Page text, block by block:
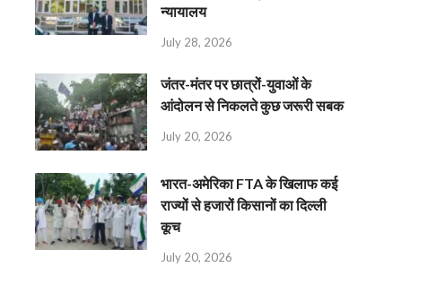
न्यायालय
July 28, 2026
जंतर-मंतर पर छात्रों-युवाओं के
आंदोलन से निकलते कुछ जरूरी सबक
July 20, 2026
भारत-अमेरिका FTA के खिलाफ कई
राज्यों से हजारों किसानों का दिल्ली
कूच
July 20, 2026